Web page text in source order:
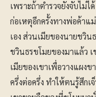
เพราะถ้าตำรวจยังจับไม่
ก่อเหตุอีกครั้งทางพ่อค้าแ
เอง ส่วนเมียของนายชวิน
ชวินธรขโมยของมาแล้ว เ
เมียของเขาเพื่อวางแผงข
ครึ่งต่อครึ่ง ทำให้ตนรู้สึกเ